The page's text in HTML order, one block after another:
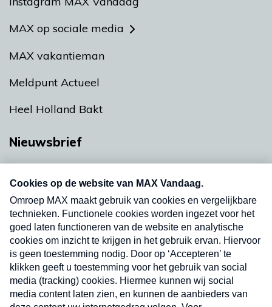
MAX op sociale media
MAX vakantieman
Meldpunt Actueel
Heel Holland Bakt
Nieuwsbrief
nieuwsbrief. Elke vrijdag- en dinsdagochtend in
uw mailbox.
Verzend